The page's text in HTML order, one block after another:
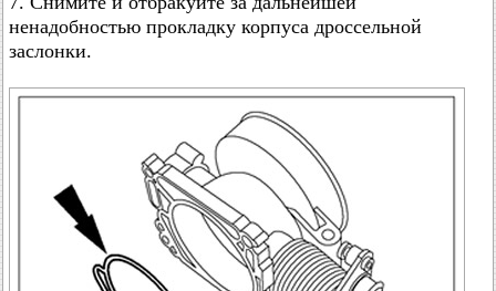
ненадобностью прокладку корпуса дроссельной
заслонки.